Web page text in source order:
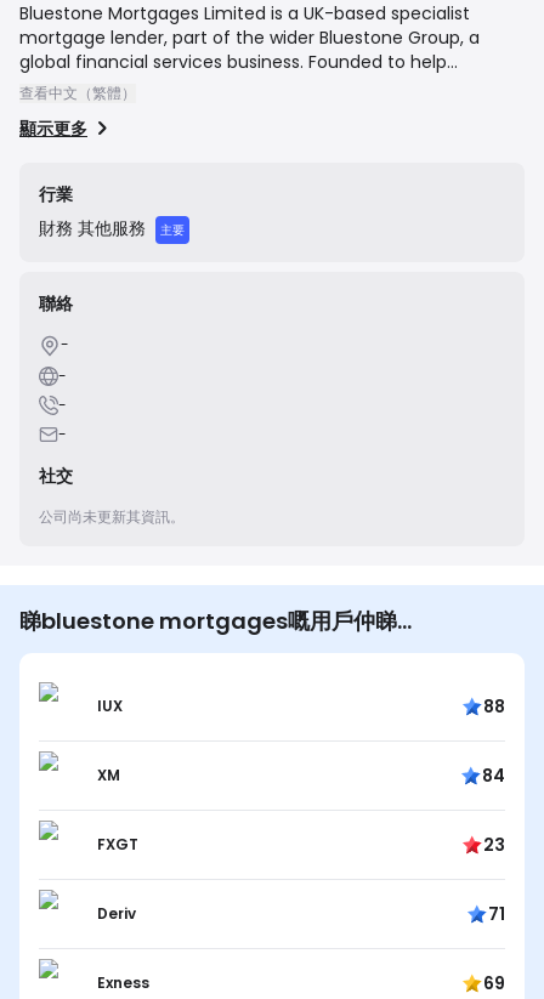
Bluestone Mortgages Limited is a UK-based specialist
mortgage lender, part of the wider Bluestone Group, a
global financial services business. Founded to help
customers who do not fit the traditional lending criteria of
for the self-employed, contractors, and those with
directly with the public but operate exclusively through a
network of regulated mortgage intermediaries and
brokers. Their mission is to provide flexible and accessible
查看中文（繁體）
顯示更多
行業
財務 其他服務 主要
聯絡
-
-
-
-
社交
公司尚未更新其資訊。
睇bluestone mortgages嘅用戶仲睇…
IUX 88
XM 84
FXGT 23
Deriv 71
Exness 69